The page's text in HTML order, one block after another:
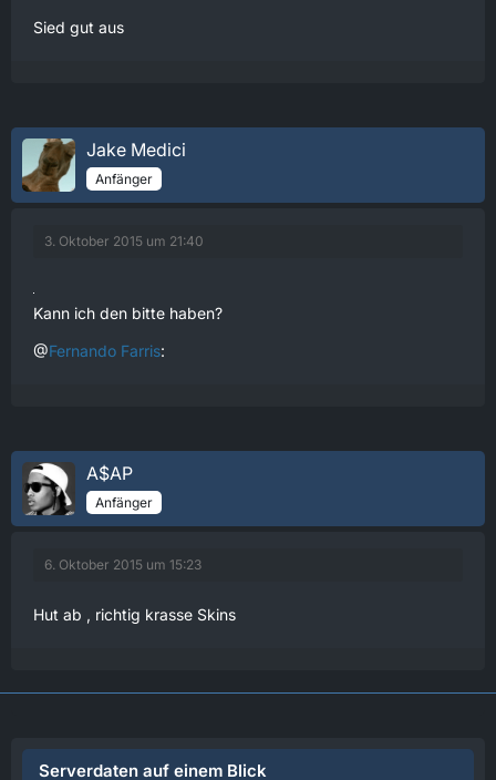
Sied gut aus
Jake Medici
Anfänger
3. Oktober 2015 um 21:40
Kann ich den bitte haben?
@Fernando Farris:
A$AP
Anfänger
6. Oktober 2015 um 15:23
Hut ab , richtig krasse Skins
Serverdaten auf einem Blick